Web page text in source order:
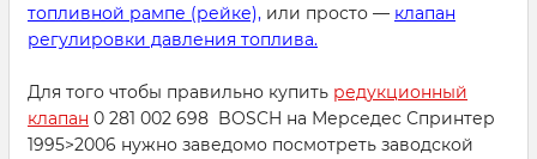
топливной рампе (рейке), или просто — клапан
регулировки давления топлива.
Для того чтобы правильно купить редукционный
клапан 0 281 002 698 BOSCH на Мерседес Спринтер
1995>2006 нужно заведомо посмотреть заводской